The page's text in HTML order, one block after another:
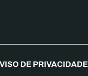
DE PRIVACIDADE